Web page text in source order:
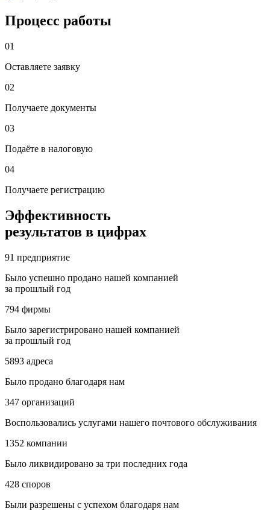
Процесс работы
01
Оставляете заявку
02
Получаете документы
03
Подаёте в налоговую
04
Получаете регистрацию
Эффективность
результатов в цифрах
91 предприятие
Было успешно продано нашей компанией
за прошлый год
794 фирмы
Было зарегистрировано нашей компанией
за прошлый год
5893 адреса
Было продано благодаря нам
347 организаций
Воспользовались услугами нашего почтового обслуживания
1352 компании
Было ликвидировано за три последних года
428 споров
Были разрешены с успехом благодаря нам